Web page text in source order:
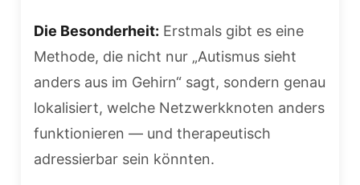
Die Besonderheit: Erstmals gibt es eine
Methode, die nicht nur „Autismus sieht
anders aus im Gehirn“ sagt, sondern genau
lokalisiert, welche Netzwerkknoten anders
funktionieren — und therapeutisch
adressierbar sein könnten.